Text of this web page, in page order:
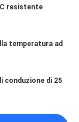
resistente
temperatura ad
conduzione di 25